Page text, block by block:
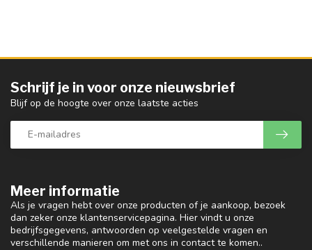
Meer informatie
Als je vragen hebt over onze producten of je aankoop, bezoek
dan zeker onze klantenservicepagina. Hier vindt u onze
bedrijfsgegevens, antwoorden op veelgestelde vragen en
verschillende manieren om met ons in contact te komen..
Schrijf je in voor onze nieuwsbrief
Blijf op de hoogte over onze laatste acties